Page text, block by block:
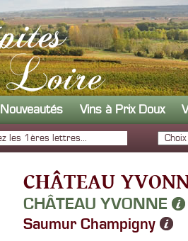
Nouveautés Vins à Prix Doux
CHÂTEAU
CHÂTEAU YVONNE
Saumur Champigny